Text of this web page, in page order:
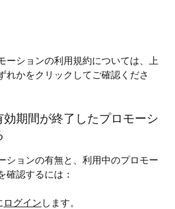
ーションの利用規約については、上
れかをクリックしてご確認くださ
期間が終了したプロモーシ
ションの有無と、利用中のプロモー
確認するには：
ログイン します。